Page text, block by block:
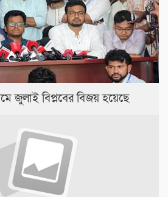
জুলাই বিপ্লবের বিজয় হয়েছে